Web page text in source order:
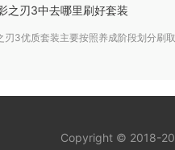
之刃3中去哪里刷好套装
刃3优质套装主要按照养成阶段划分刷
Copyright © 2018-